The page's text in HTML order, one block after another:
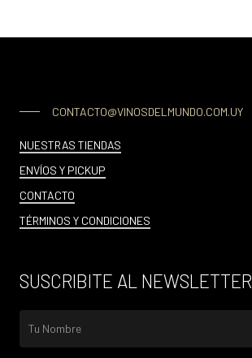
CONTACTO@VINOSDELMUNDO.COM.UY
NUESTRAS TIENDAS
ENVÍOS Y PICKUP
CONTACTO
TÉRMINOS Y CONDICIONES
SUSCRIBITE AL NEWSLETTER